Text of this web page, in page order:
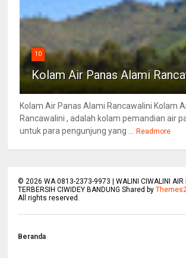
10
Kolam Air Panas Alami
Kolam Air Panas Alami Rancawalini Kolam
Rancawalini , adalah kolam pemandian air
untuk para pengunjung yang ...
Readmore
© 2026 WA 0813-2373-9973 | WALINI CIWALINI AIR
TERBERSIH CIWIDEY BANDUNG Shared by
All rights reserved.
Beranda